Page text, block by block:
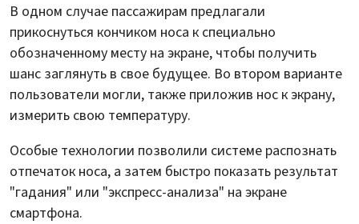
В одном случае пассажирам предлагали
прикоснуться кончиком носа к специально
обозначенному месту на экране, чтобы получить
шанс заглянуть в свое будущее. Во втором варианте
пользователи могли, также приложив нос к экрану,
измерить свою температуру.
Особые технологии позволили системе распознать
отпечаток носа, а затем быстро показать результат
"гадания" или "экспресс-анализа" на экране
смартфона.